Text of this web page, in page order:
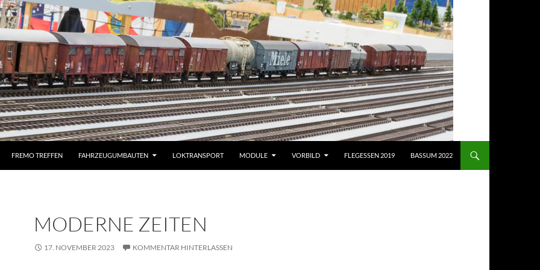
FREMO TREFFEN FAHRZEUGUMBAUTEN LOKTRANSPORT MODULE VORBILD FLEGESSEN 2019 BASSUM 2022
MODERNE ZEITEN
17. NOVEMBER 2023 KOMMENTAR HINTERLASSEN